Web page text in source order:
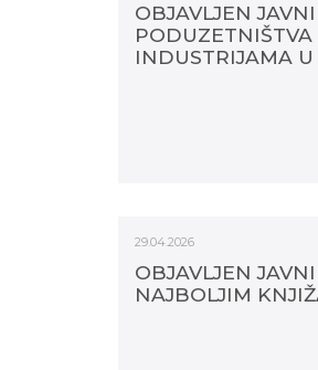
OBJAVLJEN
INDUSTRIJAMA
29.04.2026
OBJAVLJEN
NAJBOLJIM